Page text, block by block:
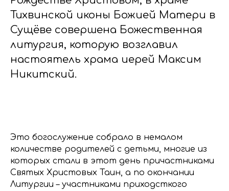
Тихвинской иконы Божией Матери в
Сущёве совершена Божественная
литургия, которую возглавил
настоятель храма иерей Максим
Никитский.
Это богослужение собрало в немалом
количестве родителей с детьми, многие из
которых стали в этот день причастниками
Святых Христовых Таин, а по окончании
Литургии – участниками приходсткого